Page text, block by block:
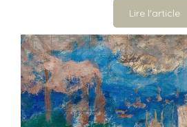
Lire l'article